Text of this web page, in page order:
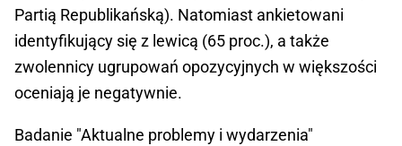
Partią Republikańską). Natomiast ankietowani
identyfikujący się z lewicą (65 proc.), a także
zwolennicy ugrupowań opozycyjnych w większości
oceniają je negatywnie.
Badanie "Aktualne problemy i wydarzenia"